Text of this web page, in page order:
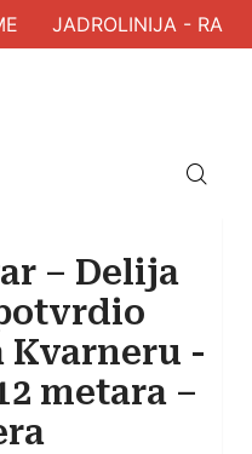
JADROLINIJA -
– Delija
Kvarneru -
metara –